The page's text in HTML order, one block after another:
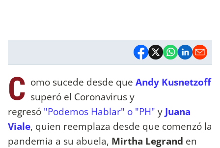
C omo sucede desde que Andy Kusnetzoff
superó el Coronavirus y
regresó "Podemos Hablar" o "PH" y Juana
Viale, quien reemplaza desde que comenzó la
pandemia a su abuela, Mirtha Legrand en